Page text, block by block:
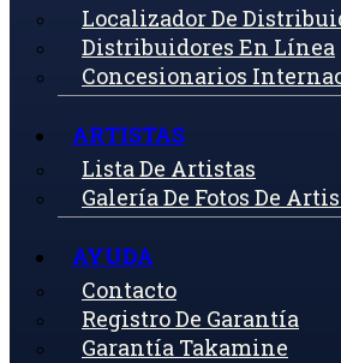
Localizador De
Distribuidores En Línea
Concesionarios
ARTISTAS
Lista De Artistas
Galería De Fotos De
AYUDA
Contacto
Registro De Garantía
Garantía Takamine